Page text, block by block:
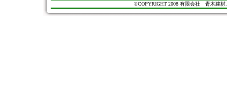
©COPYRIGHT 2008 有限会社 青木建材.